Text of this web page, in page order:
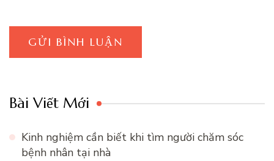
Bài Viết Mới
Kinh nghiệm cần biết khi tìm người chăm sóc
bệnh nhân tại nhà